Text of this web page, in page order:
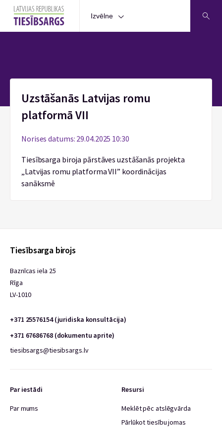
Izvēlne
Uzstāšanās Latvijas romu
platformā VII
Norises datums: 29.04.2025 10:30
Tiesībsarga biroja pārstāves uzstāšanās projekta
„Latvijas romu platforma VII” koordinācijas
sanāksmē
Tiesībsarga birojs
Baznīcas iela 25
Rīga
LV-1010
+371 25576154 (juridiska konsultācija)
+371 67686768 (dokumentu aprite)
tiesibsargs@tiesibsargs.lv
Par iestādi
Par mums
Resursi
Meklēt pēc atslēgvārda
Pārlūkot tiesību jomas